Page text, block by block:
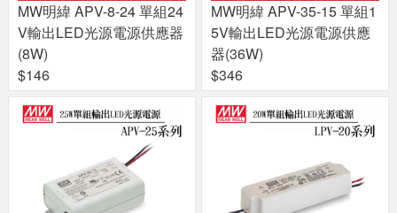
MW明緯 APV-8-24 單組24
V輸出LED光源電源供應器
(8W)
$146
MW明緯 APV-35-15 單組1
5V輸出LED光源電源供應
器(36W)
$346